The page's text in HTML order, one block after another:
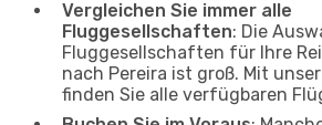
Vergleichen Sie immer alle
Fluggesellschaften: Die
Fluggesellschaften für Ihre
nach Pereira ist groß. Mit
finden Sie alle verfügbaren